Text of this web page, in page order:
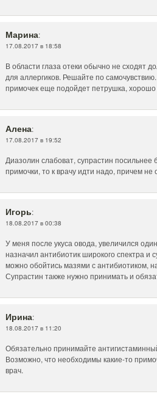
Марина:
17.08.2017 в 18:58
В области глаза отеки обычно не сходят
для аллергиков. Решайте по
примочек еще подойдет петрушка, хорошо
Алена:
17.08.2017 в 19:52
Диазолин слабоват, супрастин
примочки, то к врачу идти надо, причем не
Игорь:
18.08.2017 в 00:38
У меня после укуса овода, увеличился
назначил антибиотик широкого спектра и
можно обойтись мазями с антибиотиком,
Супрастин также нужно принимать и
Ирина:
18.08.2017 в 11:20
Обязательно принимайте
Возможно, что необходимы какие-то
врач.